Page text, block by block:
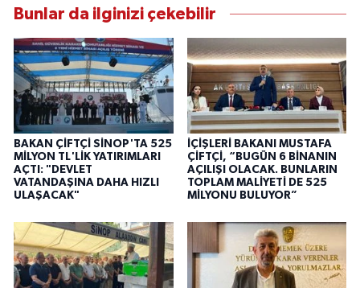
Bunlar da ilginizi çekebilir
BAKAN ÇİFTÇİ SİNOP'TA 525
MİLYON TL'LİK YATIRIMLARI
AÇTI: "DEVLET
VATANDAŞINA DAHA HIZLI
ULAŞACAK"
İÇİŞLERİ BAKANI MUSTAFA
ÇİFTÇİ, “BUGÜN 6 BİNANIN
AÇILIŞI OLACAK. BUNLARIN
TOPLAM MALİYETİ DE 525
MİLYONU BULUYOR”